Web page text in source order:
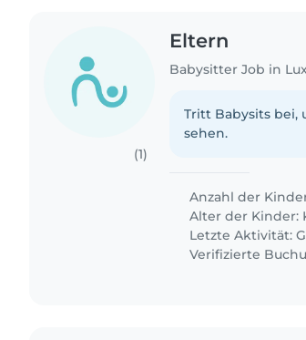
(1)
Eltern
Babysitter Job in
Tritt Babysits bei,
sehen.
Anzahl der
Alter der Kinder:
Letzte Aktivität:
Verifizierte